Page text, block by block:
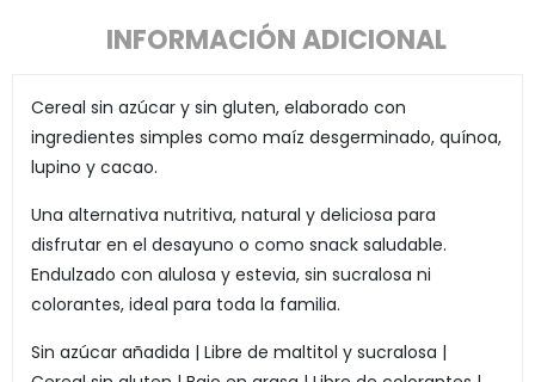
INFORMACIÓN ADICIONAL
Cereal sin azúcar y sin gluten, elaborado con
ingredientes simples como maíz desgerminado, quínoa,
lupino y cacao.
Una alternativa nutritiva, natural y deliciosa para
disfrutar en el desayuno o como snack saludable.
Endulzado con alulosa y estevia, sin sucralosa ni
colorantes, ideal para toda la familia.
Sin azúcar añadida | Libre de maltitol y sucralosa |